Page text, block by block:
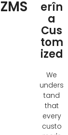
ZMS erîn
a
Cus
tom
ized
We
unders
tand
that
every
custo